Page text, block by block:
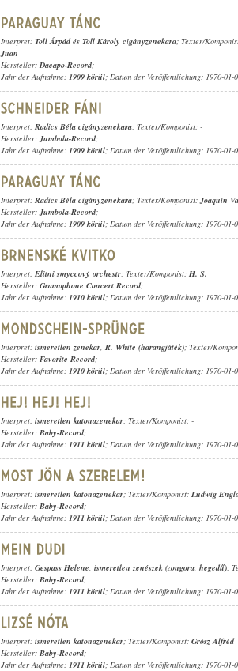
Interpret: Toll Árpád és Toll Károly cigányzenekara; Texter/
Juan
Hersteller:Dacapo-Record;
Jahr der Aufnahme: 1909 körül; Datum der Veröffentlichung: 1970-01-
Interpret: Radics Béla cigányzenekara; Texter/Komponist: -
Hersteller:Jumbola-Record;
Jahr der Aufnahme: 1909 körül; Datum der Veröffentlichung: 1970-01-
Interpret: Radics Béla cigányzenekara; Texter/Komponist:Joaquín
Hersteller:Jumbola-Record;
Jahr der Aufnahme: 1909 körül; Datum der Veröffentlichung: 1970-01-
Interpret: Elitni smyccový orchestr; Texter/Komponist: H. S.
Hersteller: Gramophone Concert Record;
Jahr der Aufnahme: 1910 körül; Datum der Veröffentlichung: 1970-01-
Interpret: ismeretlen zenekar, R. White (harangjáték); Texter/
Hersteller: Favorite Record;
Jahr der Aufnahme: 1910 körül; Datum der Veröffentlichung: 1970-01-
Interpret: ismeretlen katonazenekar; Texter/Komponist: -
Hersteller: Baby-Record;
Jahr der Aufnahme: 1911 körül; Datum der Veröffentlichung: 1970-01-
Interpret: ismeretlen katonazenekar; Texter/Komponist: Ludwig
Hersteller: Baby-Record;
Jahr der Aufnahme: 1911 körül; Datum der Veröffentlichung: 1970-01-
Interpret: Gespass Helene, ismeretlen zenészek (zongora, hegedű);
Hersteller: Baby-Record;
Jahr der Aufnahme: 1911 körül; Datum der Veröffentlichung: 1970-01-
Interpret: ismeretlen katonazenekar; Texter/Komponist: Grósz Alfréd
Hersteller: Baby-Record;
Jahr der Aufnahme: 1911 körül; Datum der Veröffentlichung: 1970-01-